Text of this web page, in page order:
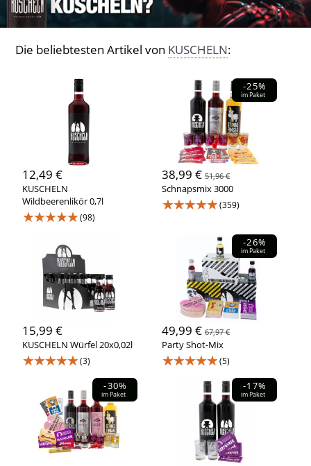
Die beliebtesten Artikel von KUSCHELN:
12,49 €
KUSCHELN
Wildbeerenlikör 0,7l
★★★★★(98)
-25%
im Paket
38,99 € 51,96 €
Schnapsmix 3000
★★★★★(359)
15,99 €
KUSCHELN Würfel 20x0,02l
★★★★★(3)
-26%
im Paket
49,99 € 67,97 €
Party Shot-Mix
★★★★★(5)
-30%
im Paket
-17%
im Paket